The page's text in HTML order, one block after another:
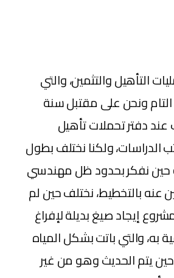
التأهيل والتثمين، والتي
التام ونحن على مقتبل سنة
عند دفتر تحملات تأهيل
الدراسات، ولكنا نختلف بطول
حين نفكر بحدود ظل مهندسي
عنه بالتخطيط، نختلف حين لم
إيجاد صيغ بديلة لإفراغ
به، والتي باتت بشكل المياه
يتم الحديث وهو من غير